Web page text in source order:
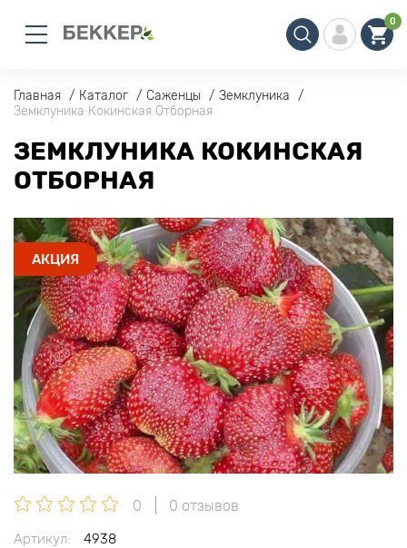
0
Главная Каталог Саженцы
Земклуника
Земклуника Кокинская Отборная
ЗЕМКЛУНИКА КОКИНСКАЯ
ОТБОРНАЯ
АКЦИЯ
0 0 отзывов
Артикул:
4938